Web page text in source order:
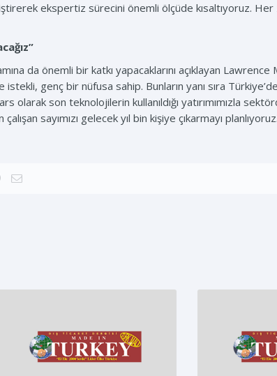
ekspertiz sürecini önemli ölçüde kısaltıyoruz. Her
da önemli bir katkı yapacaklarını açıklayan
genç bir nüfusa sahip. Bunların yanı sıra
olarak son teknolojilerin kullanıldığı yatırımımızla
sayımızı gelecek yıl bin kişiye çıkarmayı